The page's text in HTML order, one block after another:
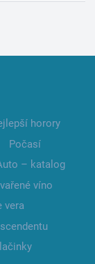
horory
Počasí
– katalog
víno
vera